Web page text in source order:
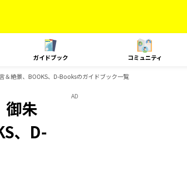
ガイドブック コミュニティ
＆絶景、BOOKS、D-Booksのガイドブック一覧
御朱
、D-
AD